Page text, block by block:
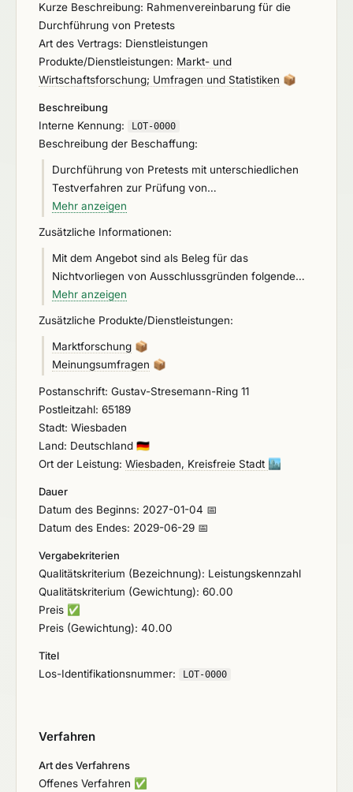
Kurze Beschreibung: Rahmenvereinbarung für die
Durchführung von Pretests
Art des Vertrags: Dienstleistungen
Produkte/Dienstleistungen: Markt- und
Wirtschaftsforschung; Umfragen und Statistiken 📦
Beschreibung
Interne Kennung:
LOT-0000
Beschreibung der Beschaffung:
Durchführung von Pretests mit unterschiedlichen
Testverfahren zur Prüfung von
Erhebungsinstrumenten auf ihre
kann bis zu einem Höchstwert von 363.025,21 €
netto abgerufen werden.
Mehr anzeigen
Zusätzliche Informationen:
Mit dem Angebot sind als Beleg für das
Nichtvorliegen von Ausschlussgründen folgende
Erklärungen einzureichen: Anlage Eigenerklärung
Ausschlussgründe, Anlage Eigenerklärung
Sanktionen Russland. Ort der Leistungserbringung:
deutschlandweit, siehe Leistungsbeschreibung
Gültigkeit der Angebote (Bindefrist): ab Ende der
Angebotsfrist
Mehr anzeigen
Zusätzliche Produkte/Dienstleistungen:
Marktforschung 📦
Meinungsumfragen 📦
Postanschrift: Gustav-Stresemann-Ring 11
Postleitzahl: 65189
Stadt: Wiesbaden
Land: Deutschland 🇩🇪
Ort der Leistung: Wiesbaden, Kreisfreie Stadt 🏙️
Dauer
Datum des Beginns: 2027-01-04 📅
Datum des Endes: 2029-06-29 📅
Vergabekriterien
Qualitätskriterium (Bezeichnung): Leistungskennzahl
Qualitätskriterium (Gewichtung): 60.00
Preis ✅
Preis (Gewichtung): 40.00
Titel
Los-Identifikationsnummer:
LOT-0000
Verfahren
Art des Verfahrens
Offenes Verfahren ✅